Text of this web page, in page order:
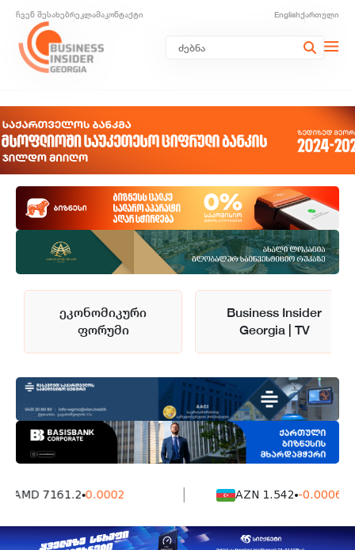
ჩვენ შესახებრეკლამაკონტაქტი Englishქართული
ეკონომიკური
ფორუმი
Business Insider
Georgia | TV
AMD 7161.2 0.0002 AZN 1.542 -0.0006